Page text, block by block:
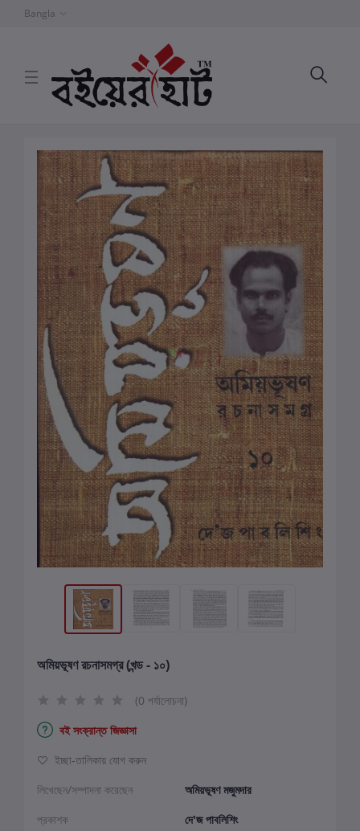
Bangla
অমিয়ভূষণ রচনাসমগ্র (খন্ড - ১০)
(0 পর্যালোচনা)
বই সংক্রান্ত জিজ্ঞাসা
ইচ্ছা-তালিকায় যোগ করুন
লিখেছেন/সম্পাদনা করেছেন
অমিয়ভূষণ মজুমদার
প্রকাশক
দে'জ পাবলিশিং